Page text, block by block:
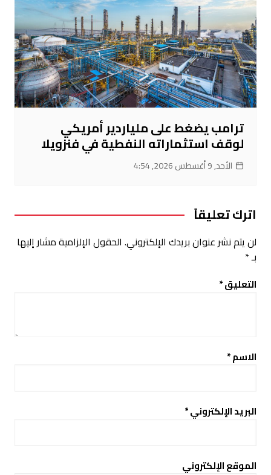
ترامب يضغط على ملياردير أمريكي
لوقف استثماراته النفطية في فنزويلا
الأحد, 9 أغسطس 2026, 4:54
اترك تعليقاً
لن يتم نشر عنوان بريدك الإلكتروني. الحقول الإلزامية مشار إليها
بـ*
التعليق*
الاسم*
البريد الإلكتروني*
الموقع الإلكتروني